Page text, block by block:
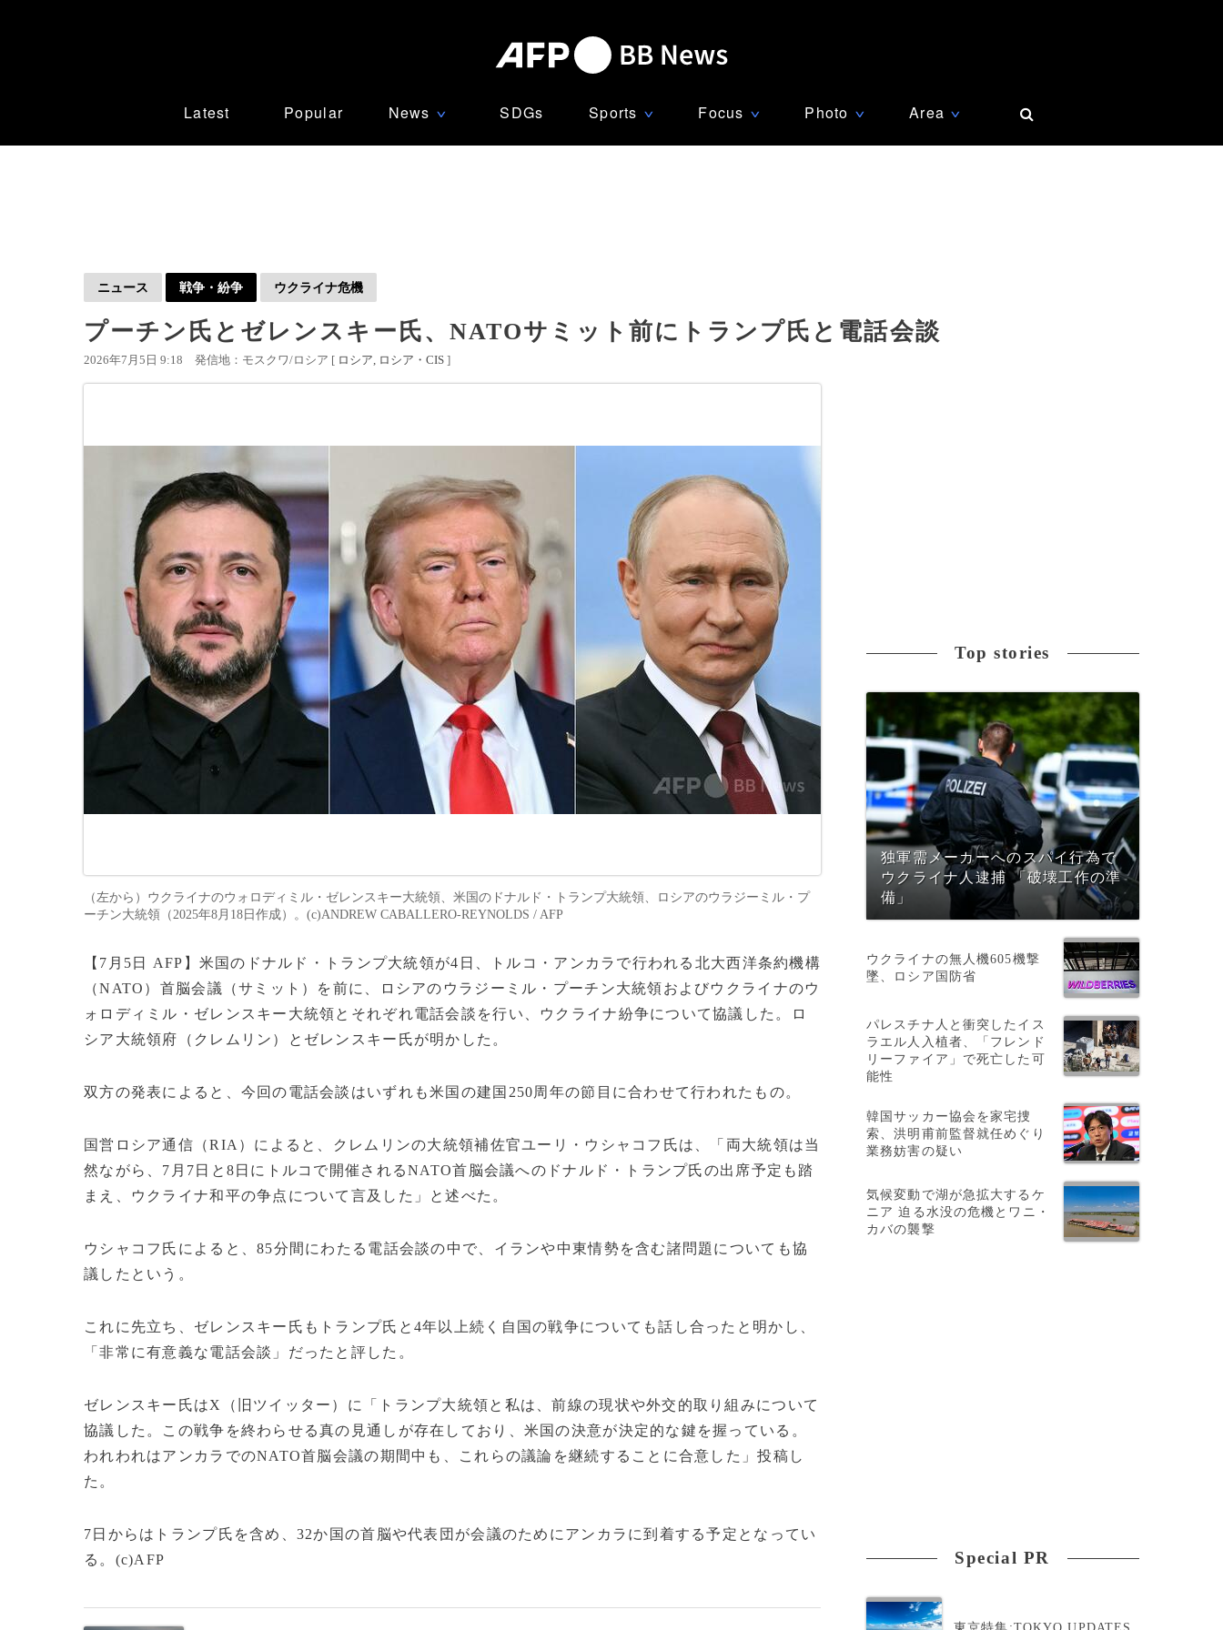
Latest Popular News ∨ SDGs Sports ∨ Focus ∨ Photo ∨ Area ∨
ニュース 戦争・紛争 ウクライナ危機
プーチン氏とゼレンスキー氏、NATOサミット前にトランプ氏と電話会談
2026年7月5日 9:18 発信地：モスクワ/ロシア [ ロシア ロシア・CIS ]
（左から）ウクライナのウォロディミル・ゼレンスキー大統領、米国のドナルド・トランプ大統領、ロシアのウラジーミル・プ
ーチン大統領（2025年8月18日作成）。(c)ANDREW CABALLERO-REYNOLDS / AFP
【7月5日 AFP】米国のドナルド・トランプ大統領が4日、トルコ・アンカラで行われる北大西洋条約機構
（NATO）首脳会議（サミット）を前に、ロシアのウラジーミル・プーチン大統領およびウクライナのウ
ォロディミル・ゼレンスキー大統領とそれぞれ電話会談を行い、ウクライナ紛争について協議した。ロ
シア大統領府（クレムリン）とゼレンスキー氏が明かした。
双方の発表によると、今回の電話会談はいずれも米国の建国250周年の節目に合わせて行われたもの。
国営ロシア通信（RIA）によると、クレムリンの大統領補佐官ユーリ・ウシャコフ氏は、「両大統領は当
然ながら、7月7日と8日にトルコで開催されるNATO首脳会議へのドナルド・トランプ氏の出席予定も踏
まえ、ウクライナ和平の争点について言及した」と述べた。
ウシャコフ氏によると、85分間にわたる電話会談の中で、イランや中東情勢を含む諸問題についても協
議したという。
これに先立ち、ゼレンスキー氏もトランプ氏と4年以上続く自国の戦争についても話し合ったと明かし、
「非常に有意義な電話会談」だったと評した。
ゼレンスキー氏はX（旧ツイッター）に「トランプ大統領と私は、前線の現状や外交的取り組みについて
協議した。この戦争を終わらせる真の見通しが存在しており、米国の決意が決定的な鍵を握っている。
われわれはアンカラでのNATO首脳会議の期間中も、これらの議論を継続することに合意した」投稿し
た。
7日からはトランプ氏を含め、32か国の首脳や代表団が会議のためにアンカラに到着する予定となってい
る。(c)AFP
Top stories
独軍需メーカーへのスパイ行為で
ウクライナ人逮捕 「破壊工作の準
備」
ウクライナの無人機605機撃
墜、ロシア国防省
パレスチナ人と衝突したイス
ラエル人入植者、「フレンド
リーファイア」で死亡した可
能性
韓国サッカー協会を家宅捜
索、洪明甫前監督就任めぐり
業務妨害の疑い
気候変動で湖が急拡大するケ
ニア 迫る水没の危機とワニ・
カバの襲撃
Special PR
東京特集:TOKYO UPDATES